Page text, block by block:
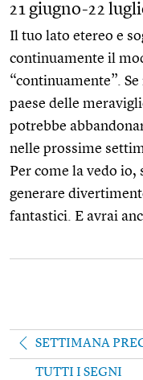
21 giugno-22
Il tuo lato etereo e
continuamente il
“continuamente”.
paese delle
potrebbe
nelle prossime
Per come la vedo
generare
fantastici. E avrai
SETTIMANA
TUTTI I SEGNI